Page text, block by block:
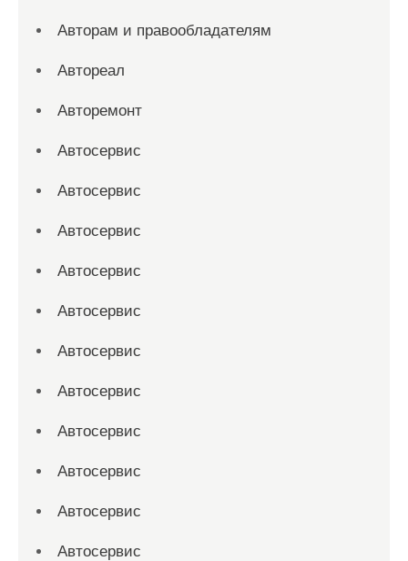
Авторам и правообладателям
Автореал
Авторемонт
Автосервис
Автосервис
Автосервис
Автосервис
Автосервис
Автосервис
Автосервис
Автосервис
Автосервис
Автосервис
Автосервис